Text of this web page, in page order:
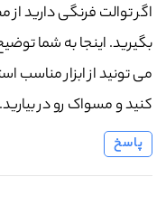
اگر توالت فرنگی دارید از
بگیرید. اینجا به شما
می تونید از ابزار مناسب
کنید و مسواک رو در بیارید.
پاسخ